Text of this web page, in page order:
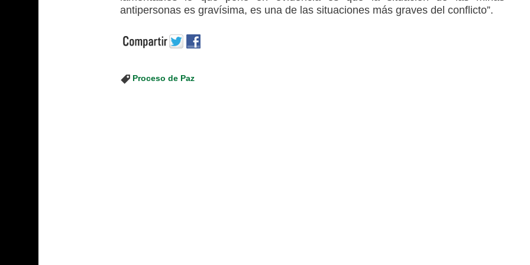
antipersonas es gravísima, es una de las situaciones más graves del conflicto”.
Proceso de Paz